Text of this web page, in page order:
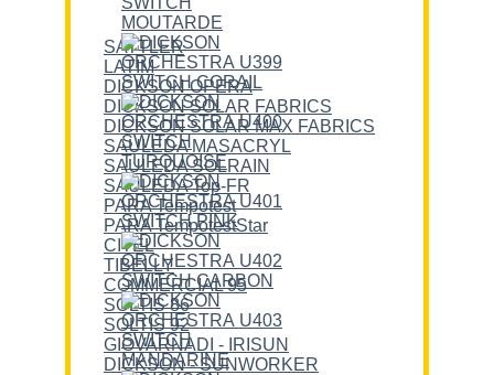
SATTLER
LATIM
DICKSON OPERA
DICKSON SOLAR FABRICS
DICKSON SOLAR MAX FABRICS
SAULEDA MASACRYL
SAULEDA SOLRAIN
SAULEDA Top-FR
PARA Tempotest
PARA TempotestStar
CITEL
TIBELLY
COMMERCIAL 95
SOLTIS 86
SOLTIS 92
GIOVARNADI - IRISUN
DICKSON - SUNWORKER